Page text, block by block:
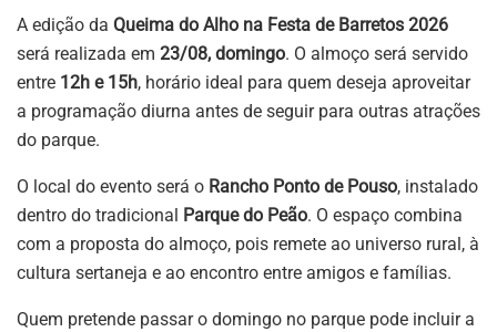
A edição da Queima do Alho na Festa de Barretos 2026
será realizada em 23/08, domingo. O almoço será servido
entre 12h e 15h, horário ideal para quem deseja aproveitar
a programação diurna antes de seguir para outras atrações
do parque.
O local do evento será o Rancho Ponto de Pouso, instalado
dentro do tradicional Parque do Peão. O espaço combina
com a proposta do almoço, pois remete ao universo rural, à
cultura sertaneja e ao encontro entre amigos e famílias.
Quem pretende passar o domingo no parque pode incluir a